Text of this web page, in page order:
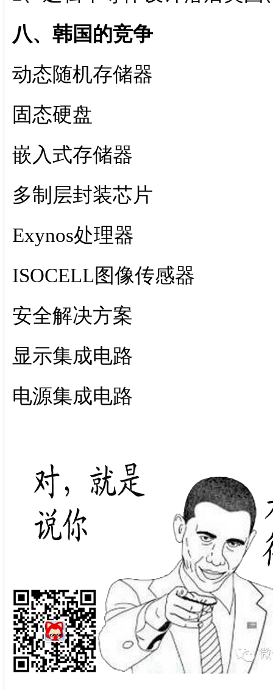
八、韩国的竞争
动态随机存储器
固态硬盘
嵌入式存储器
多制层封装芯片
Exynos处理器
ISOCELL图像传感器
安全解决方案
显示集成电路
电源集成电路